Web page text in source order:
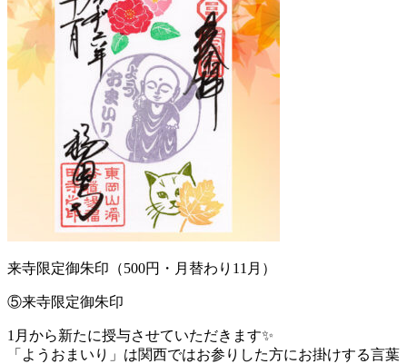
来寺限定御朱印（500円・月替わり11月）
⑤来寺限定御朱印
1月から新たに授与させていただきます✨
「ようおまいり」は関西ではお参りした方にお掛けする言葉